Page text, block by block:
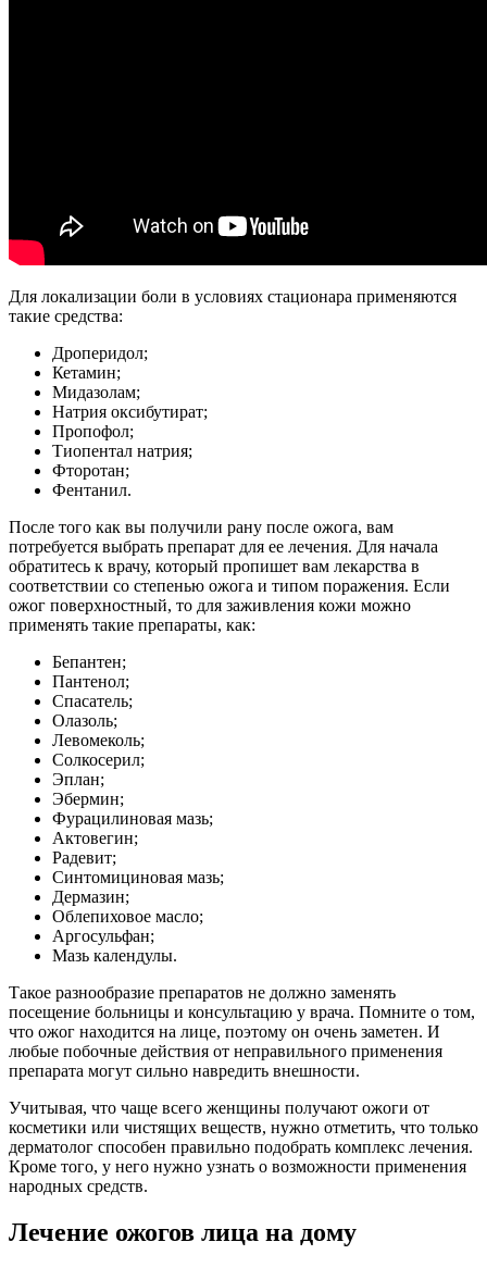
Для локализации боли в условиях стационара применяются
такие средства:
Дроперидол;
Кетамин;
Мидазолам;
Натрия оксибутират;
Пропофол;
Тиопентал натрия;
Фторотан;
Фентанил.
После того как вы получили рану после ожога, вам
потребуется выбрать препарат для ее лечения. Для начала
обратитесь к врачу, который пропишет вам лекарства в
соответствии со степенью ожога и типом поражения. Если
ожог поверхностный, то для заживления кожи можно
применять такие препараты, как:
Бепантен;
Пантенол;
Спасатель;
Олазоль;
Левомеколь;
Солкосерил;
Эплан;
Эбермин;
Фурацилиновая мазь;
Актовегин;
Радевит;
Синтомициновая мазь;
Дермазин;
Облепиховое масло;
Аргосульфан;
Мазь календулы.
Такое разнообразие препаратов не должно заменять
посещение больницы и консультацию у врача. Помните о том,
что ожог находится на лице, поэтому он очень заметен. И
любые побочные действия от неправильного применения
препарата могут сильно навредить внешности.
Учитывая, что чаще всего женщины получают ожоги от
косметики или чистящих веществ, нужно отметить, что только
дерматолог способен правильно подобрать комплекс лечения.
Кроме того, у него нужно узнать о возможности применения
народных средств.
Лечение ожогов лица на дому